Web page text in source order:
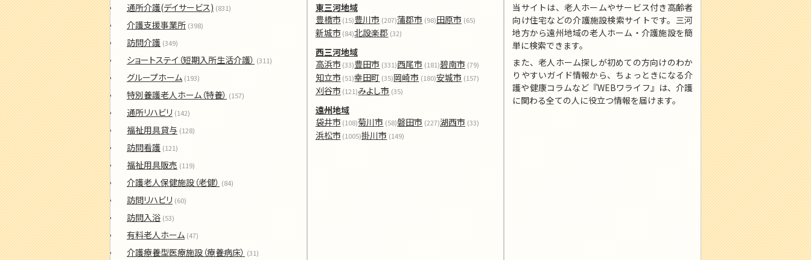
通所介護(デイサービス) (831)
介護支援事業所 (398)
訪問介護 (349)
ショートステイ（短期入所生活介護） (311)
グループホーム (193)
特別養護老人ホーム（特養） (157)
通所リハビリ (142)
福祉用具貸与 (128)
訪問看護 (121)
福祉用具販売 (119)
介護老人保健施設（老健） (84)
訪問リハビリ (60)
訪問入浴 (53)
有料老人ホーム (47)
介護療養型医療施設（療養病床） (31)
東三河地域
豊橋市 (15)豊川市 (207)蒲郡市 (98)田原市 (65)
新城市 (84)北設楽郡 (32)
西三河地域
高浜市 (33)豊田市 (331)西尾市 (181)碧南市 (79)
知立市 (51)幸田町 (35)岡崎市 (180)安城市 (157)
刈谷市 (121)みよし市 (35)
遠州地域
袋井市 (108)菊川市 (58)磐田市 (227)湖西市 (33)
浜松市 (1005)掛川市 (149)
当サイトは、老人ホームやサービス付き高齢者
向け住宅などの介護施設検索サイトです。三河
地方から遠州地域の老人ホーム・介護施設を簡
単に検索できます。
また、老人ホーム探しが初めての方向けのわか
りやすいガイド情報から、ちょっときになる介
護や健康コラムなど『WEBワライフ』は、介護
に関わる全ての人に役立つ情報を届けます。